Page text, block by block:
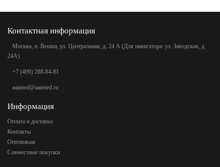
Контактная информация
Москва, п. Вешки, ул. Центральная, д. 24 А (Для навигатора: ул. Заводская, д.
24А)
+7 (499) 288-84-81
aaamed@aaamed.ru
Информация
Оплата и доставка
Контакты
Оптовикам
Совместные покупки